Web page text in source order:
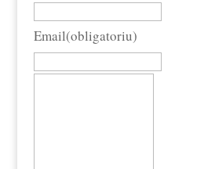
Email(obligatoriu)